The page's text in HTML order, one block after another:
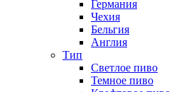
Германия
Чехия
Бельгия
Англия
Тип
Светлое пиво
Темное пиво